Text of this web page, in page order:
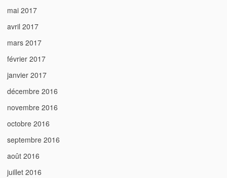
mai 2017
avril 2017
mars 2017
février 2017
janvier 2017
décembre 2016
novembre 2016
octobre 2016
septembre 2016
août 2016
juillet 2016